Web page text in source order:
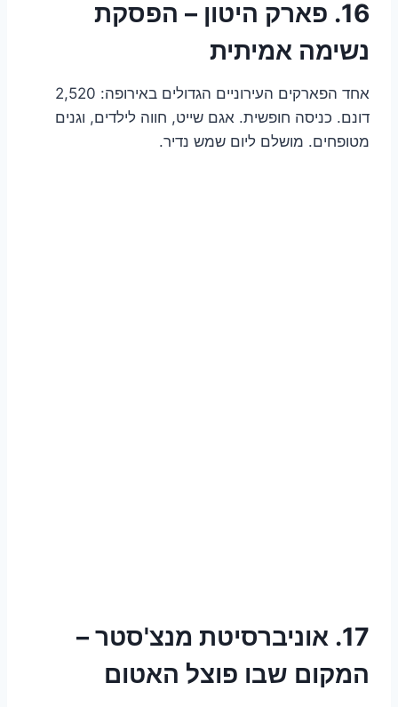
16. פארק היטון – הפסקת
נשימה אמיתית
אחד הפארקים העירוניים הגדולים באירופה: 2,520
דונם. כניסה חופשית. אגם שייט, חווה לילדים, וגנים
מטופחים. מושלם ליום שמש נדיר.
17. אוניברסיטת מנצ'סטר –
המקום שבו פוצל האטום